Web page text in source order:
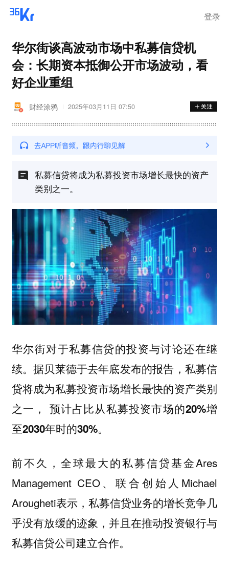
登录
华尔街谈高波动市场中私募信贷机
会：长期资本抵御公开市场波动，看
好企业重组
财经涂鸦 2025年03月11日 07:50
私募信贷将成为私募投资市场增长最快的资产
类别之一。
华尔街对于私募信贷的投资与讨论还在继
续。据贝莱德于去年底发布的报告，私募信
贷将成为私募投资市场增长最快的资产类别
之一， 预计占比从私募投资市场的20%增
至2030年时的30%。
前不久，全球最大的私募信贷基金Ares
Management CEO、联合创始人Michael
Arougheti表示，私募信贷业务的增长竞争几
乎没有放缓的迹象，并且在推动投资银行与
私募信贷公司建立合作。